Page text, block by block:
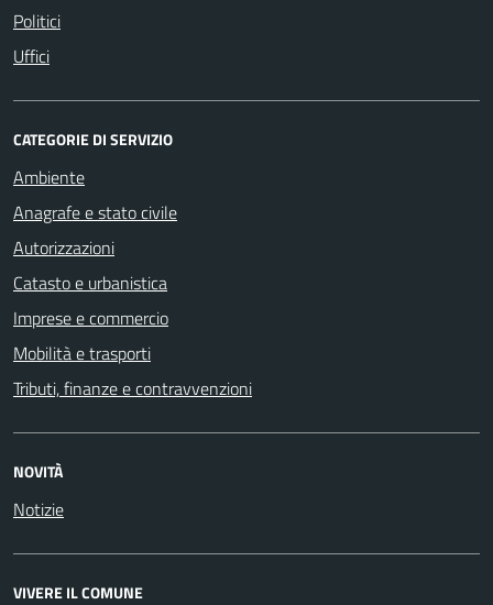
Politici
Uffici
CATEGORIE DI SERVIZIO
Ambiente
Anagrafe e stato civile
Autorizzazioni
Catasto e urbanistica
Imprese e commercio
Mobilità e trasporti
Tributi, finanze e contravvenzioni
NOVITÀ
Notizie
VIVERE IL COMUNE